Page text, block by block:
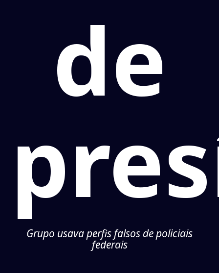
de
Grupo usava perfis falsos de policiais
federais